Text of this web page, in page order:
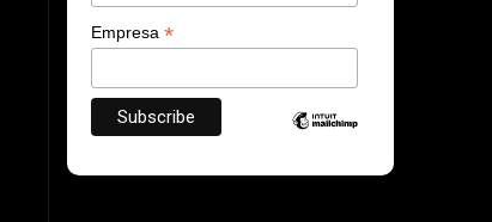
Empresa*